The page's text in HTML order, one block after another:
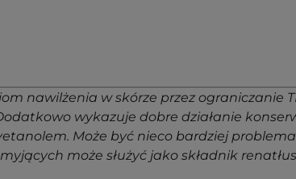
nawilżenia w skórze przez ograniczanie
wykazuje dobre działanie
Może być nieco bardziej
może służyć jako składnik